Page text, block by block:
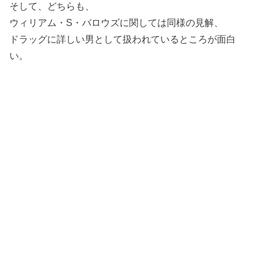
そして、どちらも、
ウィリアム・S・バロウズに関しては同様の見解、
ドラッグに詳しい男として扱われているところが面白
い。